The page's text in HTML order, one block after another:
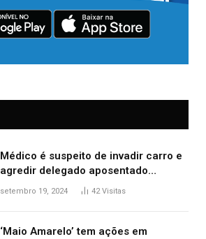
Médico é suspeito de invadir carro e
agredir delegado aposentado
durante confusão no trânsito
setembro 19, 2024 42Visitas
‘Maio Amarelo’ tem ações em